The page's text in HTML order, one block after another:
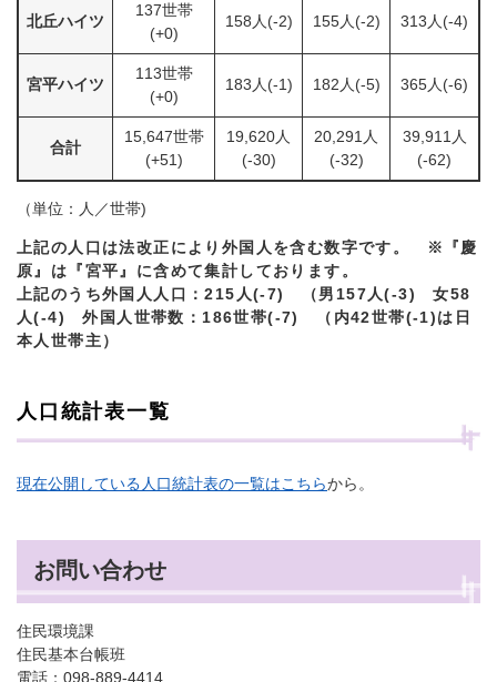
北丘ハイツ
137世帯
(+0)
158人(-2) 155人(-2) 313人(-4)
宮平ハイツ
113世帯
(+0)
183人(-1) 182人(-5) 365人(-6)
合計
15,647世帯
(+51)
19,620人
(-30)
20,291人
(-32)
39,911人
(-62)
（単位：人／世帯)
上記の人口は法改正により外国人を含む数字です。 ※『慶
原』は『宮平』に含めて集計しております。
上記のうち外国人人口：215人(-7) （男157人(-3) 女58
人(-4) 外国人世帯数：186世帯(-7) （内42世帯(-1)は日
本人世帯主）
人口統計表一覧
現在公開している人口統計表の一覧はこちらから。
お問い合わせ
住民環境課
住民基本台帳班
電話：098-889-4414